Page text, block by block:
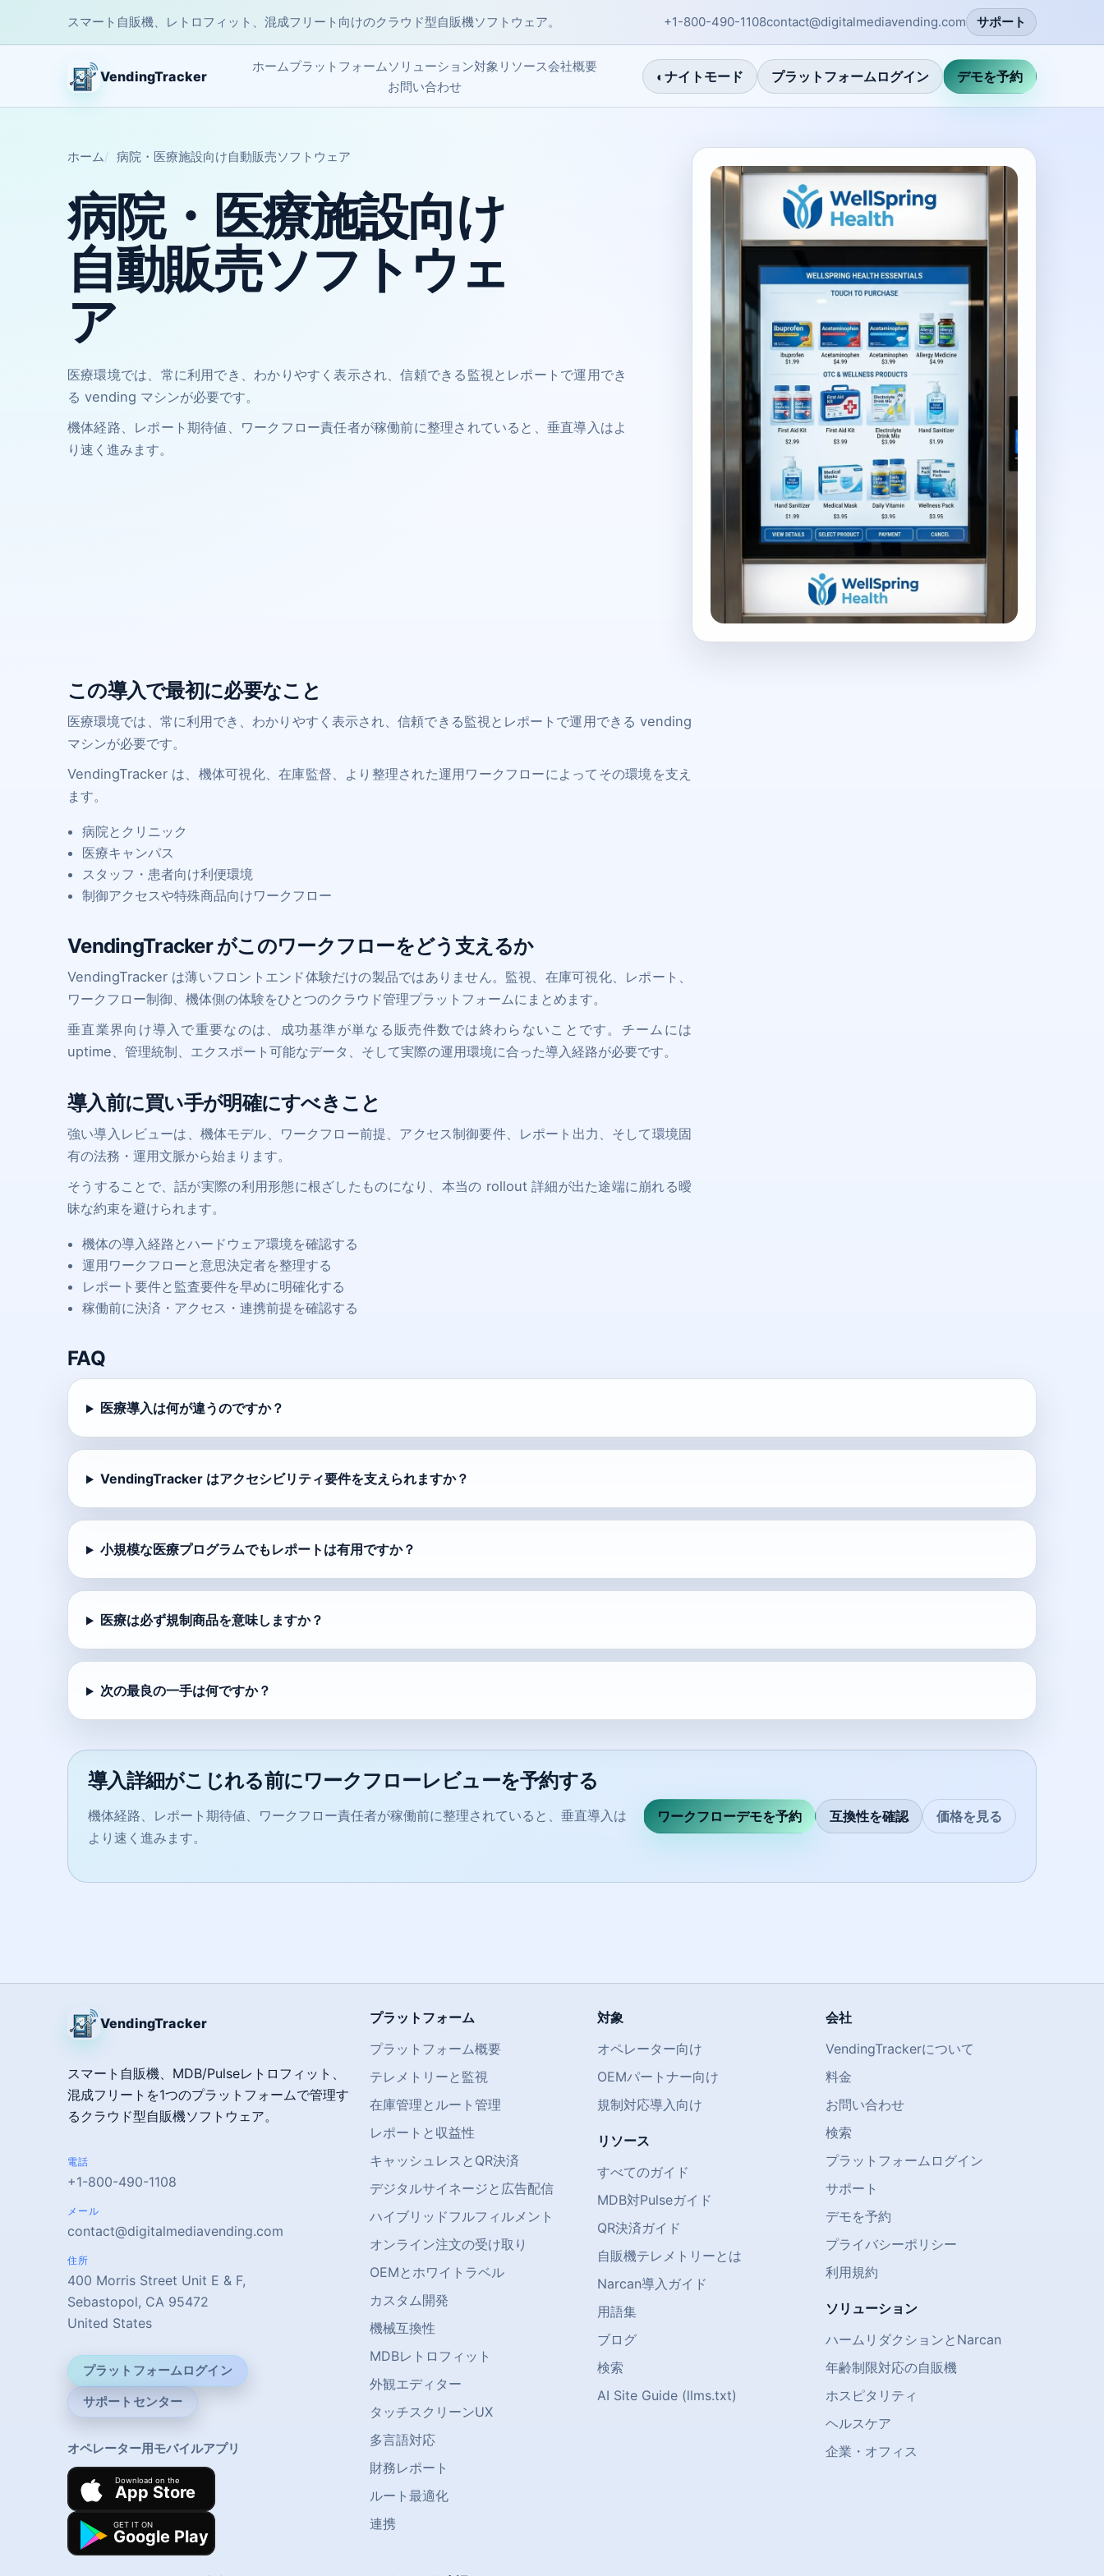
スマート自販機、レトロフィット、混成フリート向けのクラウド型自販機ソフトウェア。 +1-800-490-1108contact@digitalmediavending.com サポート
VendingTracker
ホームプラットフォームソリューション対象 リソース会社概要
お問い合わせ
◐ ナイトモード プラットフォームログイン デモを予約
ホーム 病院・医療施設向け自動販売ソフトウェア
病院・医療施設向け
自動販売ソフトウェ
ア
医療環境では、常に利用でき、わかりやすく表示され、信頼できる監視とレポートで運用でき
る vending マシンが必要です。
機体経路、レポート期待値、ワークフロー責任者が稼働前に整理されていると、垂直導入はよ
り速く進みます。
この導入で最初に必要なこと
医療環境では、常に利用でき、わかりやすく表示され、信頼できる監視とレポートで運用できる vending
マシンが必要です。
VendingTracker は、機体可視化、在庫監督、より整理された運用ワークフローによってその環境を支え
ます。
病院とクリニック
医療キャンパス
スタッフ・患者向け利便環境
制御アクセスや特殊商品向けワークフロー
VendingTracker がこのワークフローをどう支えるか
VendingTracker は薄いフロントエンド体験だけの製品ではありません。監視、在庫可視化、レポート、
ワークフロー制御、機体側の体験をひとつのクラウド管理プラットフォームにまとめます。
垂直業界向け導入で重要なのは、成功基準が単なる販売件数では終わらないことです。チームには
uptime、管理統制、エクスポート可能なデータ、そして実際の運用環境に合った導入経路が必要です。
導入前に買い手が明確にすべきこと
強い導入レビューは、機体モデル、ワークフロー前提、アクセス制御要件、レポート出力、そして環境固
有の法務・運用文脈から始まります。
そうすることで、話が実際の利用形態に根ざしたものになり、本当の rollout 詳細が出た途端に崩れる曖
昧な約束を避けられます。
機体の導入経路とハードウェア環境を確認する
運用ワークフローと意思決定者を整理する
レポート要件と監査要件を早めに明確化する
稼働前に決済・アクセス・連携前提を確認する
FAQ
医療導入は何が違うのですか？
VendingTracker はアクセシビリティ要件を支えられますか？
小規模な医療プログラムでもレポートは有用ですか？
医療は必ず規制商品を意味しますか？
次の最良の一手は何ですか？
導入詳細がこじれる前にワークフローレビューを予約する
機体経路、レポート期待値、ワークフロー責任者が稼働前に整理されていると、垂直導入は
より速く進みます。
ワークフローデモを予約 互換性を確認 価格を見る
VendingTracker
スマート自販機、MDB/Pulseレトロフィット、
混成フリートを1つのプラットフォームで管理す
るクラウド型自販機ソフトウェア。
電話
+1-800-490-1108
メール
contact@digitalmediavending.com
住所
400 Morris Street Unit E & F,
Sebastopol, CA 95472
United States
プラットフォームログイン
サポートセンター
オペレーター用モバイルアプリ
プラットフォーム
プラットフォーム概要
テレメトリーと監視
在庫管理とルート管理
レポートと収益性
キャッシュレスとQR決済
デジタルサイネージと広告配信
ハイブリッドフルフィルメント
オンライン注文の受け取り
OEMとホワイトラベル
カスタム開発
機械互換性
MDBレトロフィット
外観エディター
タッチスクリーンUX
多言語対応
財務レポート
ルート最適化
連携
対象
オペレーター向け
OEMパートナー向け
規制対応導入向け
リソース
すべてのガイド
MDB対Pulseガイド
QR決済ガイド
自販機テレメトリーとは
Narcan導入ガイド
用語集
ブログ
検索
AI Site Guide (llms.txt)
会社
VendingTrackerについて
料金
お問い合わせ
検索
プラットフォームログイン
サポート
デモを予約
プライバシーポリシー
利用規約
ソリューション
ハームリダクションとNarcan
年齢制限対応の自販機
ホスピタリティ
ヘルスケア
企業・オフィス